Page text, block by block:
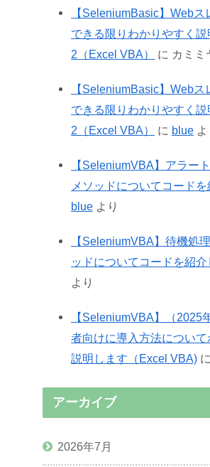
【SeleniumBasic】Webス
できる限りわかりやすく説
2（Excel VBA）
に カミミ
【SeleniumBasic】Webス
できる限りわかりやすく説
2（Excel VBA）
に blue よ
【SeleniumVBA】アラー
メソッドについてコード
blue より
【SeleniumVBA】待機処
ッドについてコードを紹介
より
【SeleniumVBA】（2025
者向けに導入方法について
説明します（Excel VBA) に
アーカイブ
2026年7月